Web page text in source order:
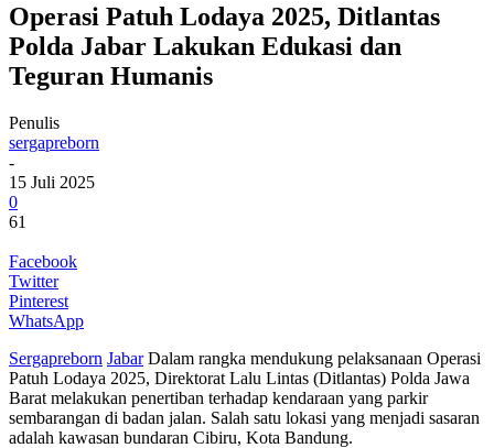
Operasi Patuh Lodaya 2025, Ditlantas
Polda Jabar Lakukan Edukasi dan
Teguran Humanis
Penulis
sergapreborn
-
15 Juli 2025
0
61
Facebook
Twitter
Pinterest
WhatsApp
Sergapreborn JabarDalam rangka mendukung pelaksanaan Operasi
Patuh Lodaya 2025, Direktorat Lalu Lintas (Ditlantas) Polda Jawa
Barat melakukan penertiban terhadap kendaraan yang parkir
sembarangan di badan jalan. Salah satu lokasi yang menjadi sasaran
adalah kawasan bundaran Cibiru, Kota Bandung.